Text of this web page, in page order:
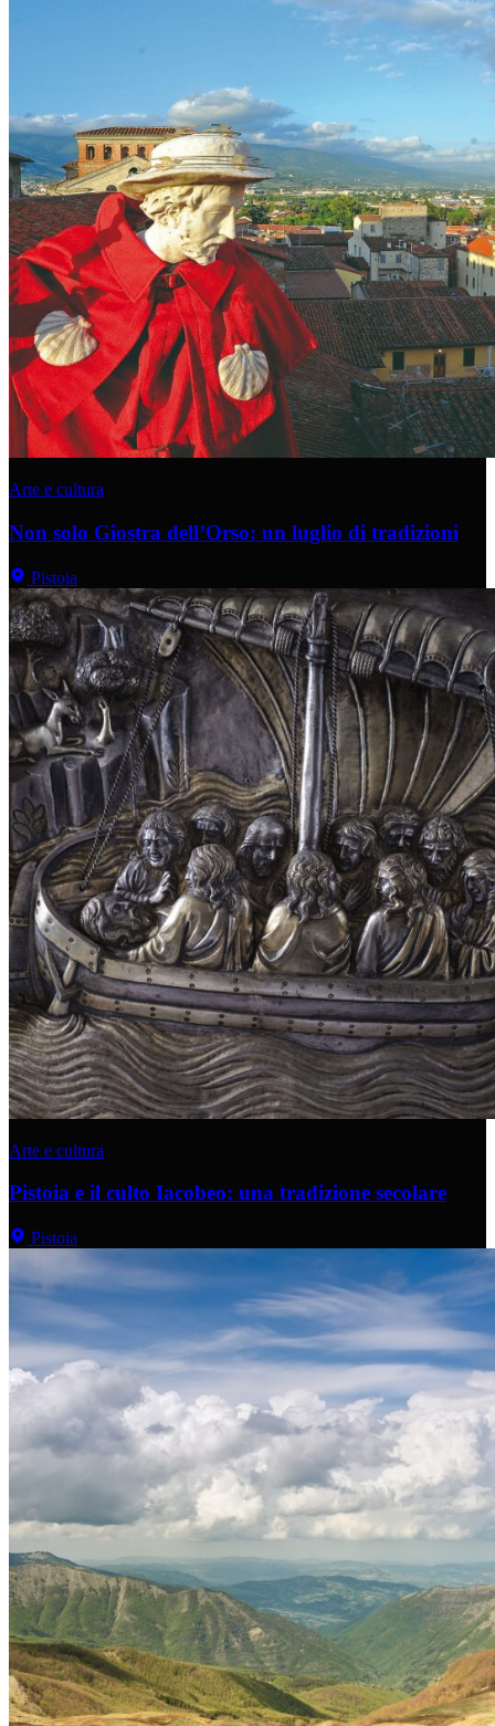
Arte e cultura
Non solo Giostra dell’Orso: un luglio di tradizioni
Pistoia
Arte e cultura
Pistoia e il culto Iacobeo: una tradizione secolare
Pistoia